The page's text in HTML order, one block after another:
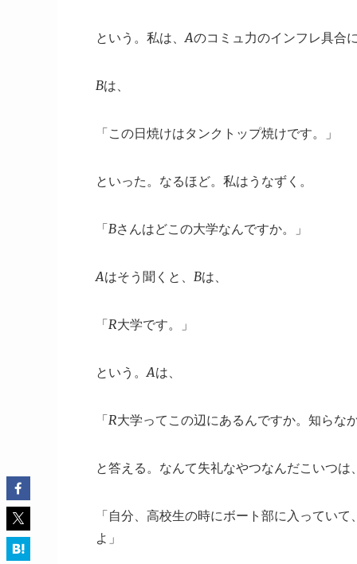
という。私は、Aのコミュ力のインフレ具合
Bは、
「この日焼けはタンクトップ焼けです。」
といった。なるほど。私はうなずく。
「Bさんはどこの大学なんですか。」
Aはそう聞くと、Bは、
「R大学です。」
という。Aは、
「R大学ってこの辺にあるんですか。知らな
と答える。なんて失礼なやつなんだこいつ
「自分、高校生の時にボート部に入ってい
よ」